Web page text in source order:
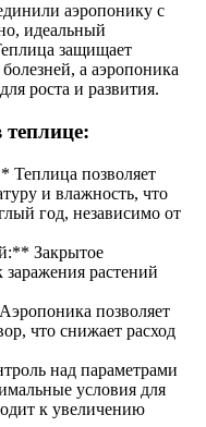
аэропонику с
идеальный
защищает
а аэропоника
роста и развития.
позволяет
и влажность, что
год, независимо от
Закрытое
растений
позволяет
что снижает расход
над параметрами
условия для
к увеличению